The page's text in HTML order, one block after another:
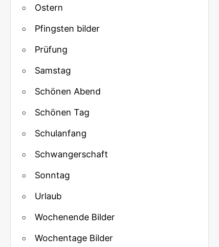
Ostern
Pfingsten bilder
Prüfung
Samstag
Schönen Abend
Schönen Tag
Schulanfang
Schwangerschaft
Sonntag
Urlaub
Wochenende Bilder
Wochentage Bilder